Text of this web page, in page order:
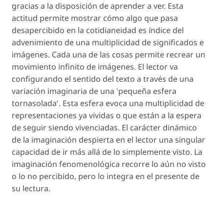
gracias a la disposición de aprender a ver. Esta
actitud permite mostrar cómo algo que pasa
desapercibido en la cotidianeidad es índice del
advenimiento de una multiplicidad de significados e
imágenes. Cada una de las cosas permite recrear un
movimiento infinito de imágenes. El lector va
configurando el sentido del texto a través de una
variación imaginaria de una 'pequeña esfera
tornasolada'. Esta esfera evoca una multiplicidad de
representaciones ya vividas o que están a la espera
de seguir siendo vivenciadas. El carácter dinámico
de la imaginación despierta en el lector una singular
capacidad de ir más allá de lo simplemente visto. La
imaginación fenomenológica recorre lo aún no visto
o lo no percibido, pero lo integra en el presente de
su lectura.